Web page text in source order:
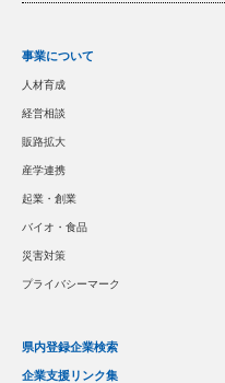
事業について
人材育成
経営相談
販路拡大
産学連携
起業・創業
バイオ・食品
災害対策
プライバシーマーク
県内登録企業検索
企業支援リンク集